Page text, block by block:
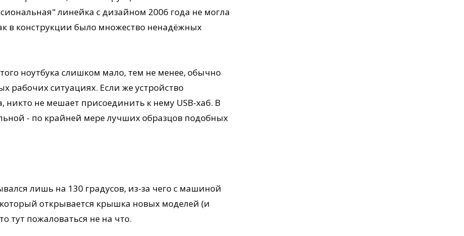
линейка с дизайном 2006 года не могла
в конструкции было множество ненадёжных
ноутбука слишком мало, тем не менее, обычно
рабочих ситуациях. Если же устройство
никто не мешает присоединить к нему USB-хаб. В
- по крайней мере лучших образцов подобных
лишь на 130 градусов, из-за чего с машиной
открывается крышка новых моделей (и
тут пожаловаться не на что.